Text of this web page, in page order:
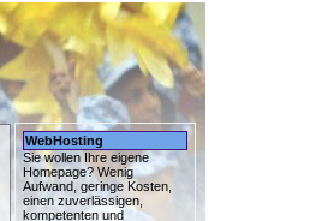
WebHosting
Sie wollen Ihre eigene
Homepage? Wenig
Aufwand, geringe Kosten,
einen zuverlässigen,
kompetenten und